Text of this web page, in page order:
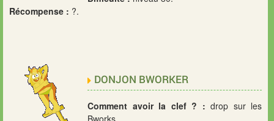
Récompense : ?.
DONJON BWORKER
Comment avoir la clef ? : drop sur les